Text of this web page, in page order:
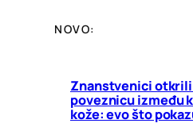
NOVO:
Znanstvenici
poveznicu između
kože: evo što